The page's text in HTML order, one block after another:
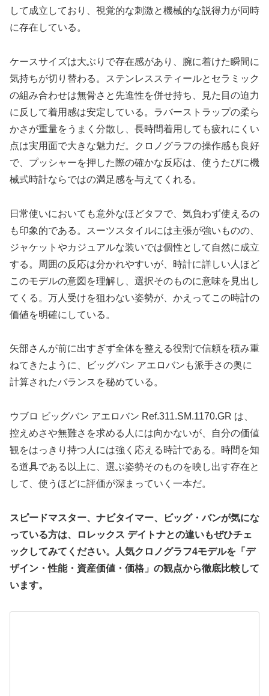
して成立しており、視覚的な刺激と機械的な説得力が同時
に存在している。
ケースサイズは大ぶりで存在感があり、腕に着けた瞬間に
気持ちが切り替わる。ステンレススティールとセラミック
の組み合わせは無骨さと先進性を併せ持ち、見た目の迫力
に反して着用感は安定している。ラバーストラップの柔ら
かさが重量をうまく分散し、長時間着用しても疲れにくい
点は実用面で大きな魅力だ。クロノグラフの操作感も良好
で、プッシャーを押した際の確かな反応は、使うたびに機
械式時計ならではの満足感を与えてくれる。
日常使いにおいても意外なほどタフで、気負わず使えるの
も印象的である。スーツスタイルには主張が強いものの、
ジャケットやカジュアルな装いでは個性として自然に成立
する。周囲の反応は分かれやすいが、時計に詳しい人ほど
このモデルの意図を理解し、選択そのものに意味を見出し
てくる。万人受けを狙わない姿勢が、かえってこの時計の
価値を明確にしている。
矢部さんが前に出すぎず全体を整える役割で信頼を積み重
ねてきたように、ビッグバン アエロバンも派手さの奥に
計算されたバランスを秘めている。
ウブロ ビッグバン アエロバン Ref.311.SM.1170.GR は、
控えめさや無難さを求める人には向かないが、自分の価値
観をはっきり持つ人には強く応える時計である。時間を知
る道具である以上に、選ぶ姿勢そのものを映し出す存在と
して、使うほどに評価が深まっていく一本だ。
スピードマスター、ナビタイマー、ビッグ・バンが気にな
っている方は、ロレックス デイトナとの違いもぜひチェ
ックしてみてください。人気クロノグラフ4モデルを「デ
ザイン・性能・資産価値・価格」の観点から徹底比較して
います。